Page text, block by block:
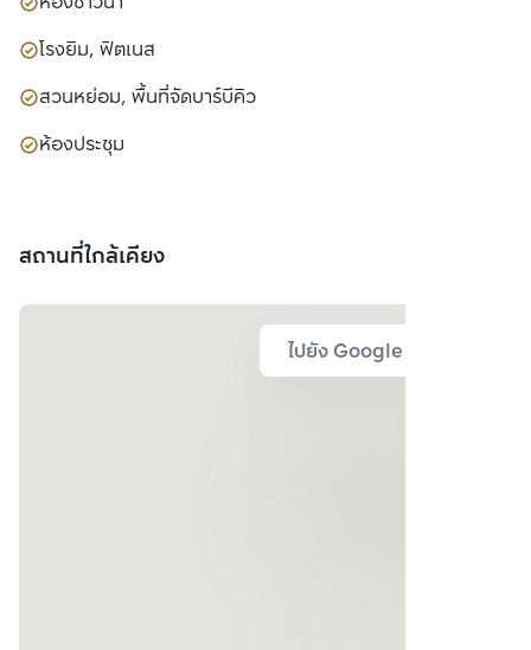
โรงยิม, ฟิตเนส
สวนหย่อม, พื้นที่จัดบาร์บีคิว
ห้องประชุม
สถานที่ใกล้เคียง
ไปยัง Google Map